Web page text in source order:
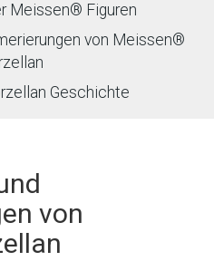
Meissen® Figuren
von Meissen®
Geschichte
von